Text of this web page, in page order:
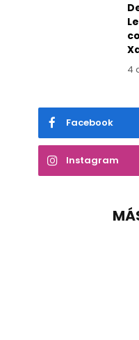
4
Facebook
Instagram